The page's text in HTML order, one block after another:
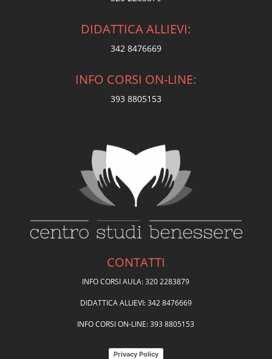
DIDATTICA ALLIEVI:
342 8476669
INFO CORSI ON-LINE:
393 8805153
CONTATTI
INFO CORSI AULA: 320 2283879
DIDATTICA ALLIEVI: 342 8476669
INFO CORSI ON-LINE: 393 8805153
Privacy Policy